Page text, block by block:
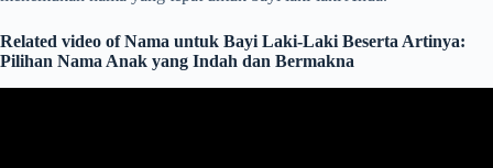
Related video of Nama untuk Bayi Laki-Laki Beserta Artinya:
Pilihan Nama Anak yang Indah dan Bermakna